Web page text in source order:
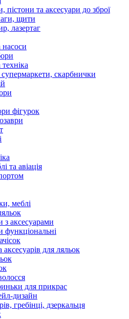
пістони та аксесуари до зброї
щити
лазертаг
насоси
супермаркети, скарбнички
фігурок
та авіація
меблі
з аксесуарами
функціональні
для ляльок
для прикрас
дизайн
гребінці, дзеркальця